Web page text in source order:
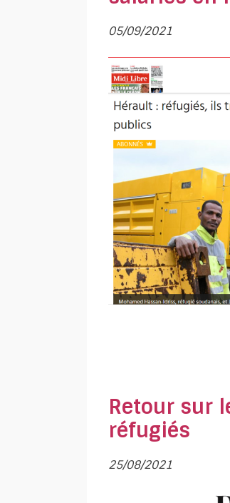
05/09/2021
Retour sur
réfugiés
25/08/2021